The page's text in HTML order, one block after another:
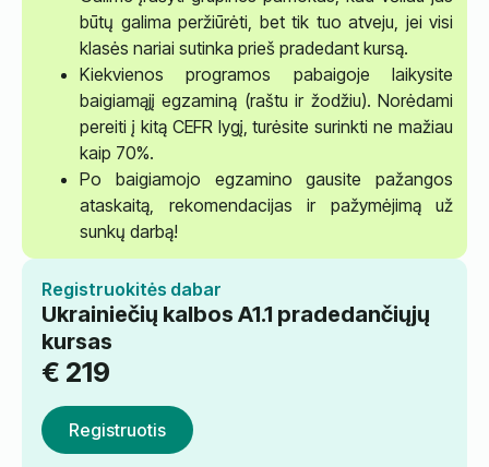
būtų galima peržiūrėti, bet tik tuo atveju, jei visi
klasės nariai sutinka prieš pradedant kursą.
Kiekvienos programos pabaigoje laikysite
baigiamąjį egzaminą (raštu ir žodžiu). Norėdami
pereiti į kitą CEFR lygį, turėsite surinkti ne mažiau
kaip 70%.
Po baigiamojo egzamino gausite pažangos
ataskaitą, rekomendacijas ir pažymėjimą už
sunkų darbą!
Registruokitės dabar
Ukrainiečių kalbos A1.1 pradedančiųjų
kursas
€ 219
Registruotis